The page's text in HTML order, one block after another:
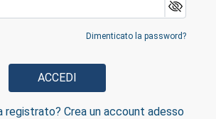
Dimenticato la password?
registrato? Crea un account adesso